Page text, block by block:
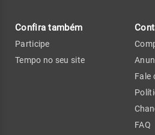
Confira também
Participe
Tempo no seu site
Fale
FAQ